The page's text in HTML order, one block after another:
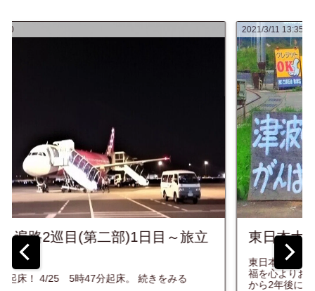
東日本大震災10年を迎えるにあたって...
東日本大震災から10年、亡くなってしまった方々のご冥
福を心よりお祈り致します。 下記、写真は2013年、震災
から2年後に旅をさせて頂いた東北の風景の一部です。 ...